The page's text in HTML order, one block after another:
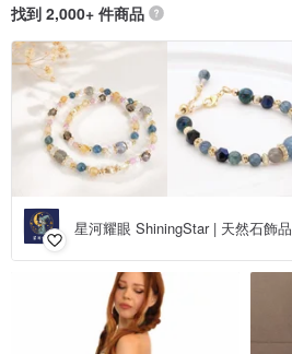
找到 2,000+ 件商品
星河耀眼 ShiningStar | 天然石飾品